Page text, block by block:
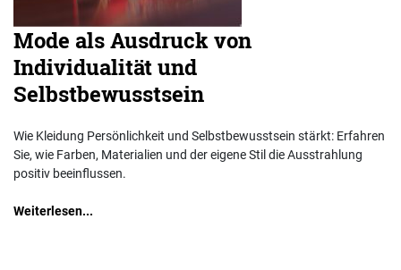
Mode als Ausdruck von
Individualität und
Selbstbewusstsein
Wie Kleidung Persönlichkeit und Selbstbewusstsein stärkt: Erfahren
Sie, wie Farben, Materialien und der eigene Stil die Ausstrahlung
positiv beeinflussen.
Weiterlesen...